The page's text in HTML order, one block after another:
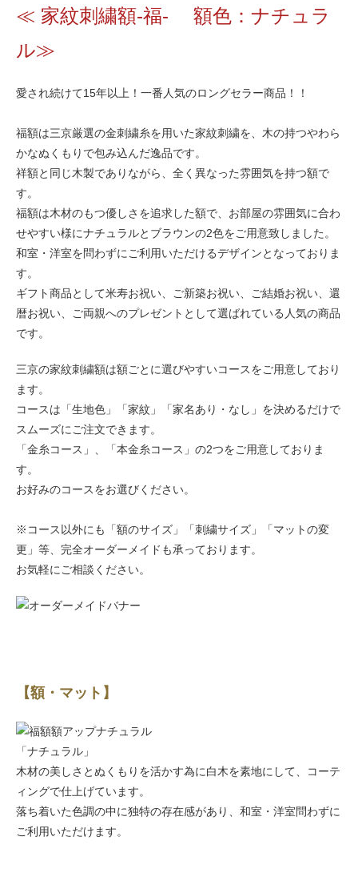
≪ 家紋刺繍額-福- 額色：ナチュラ
ル≫
愛され続けて15年以上！一番人気のロングセラー商品！！
福額は三京厳選の金刺繍糸を用いた家紋刺繍を、木の持つやわら
かなぬくもりで包み込んだ逸品です。
祥額と同じ木製でありながら、全く異なった雰囲気を持つ額で
す。
福額は木材のもつ優しさを追求した額で、お部屋の雰囲気に合わ
せやすい様にナチュラルとブラウンの2色をご用意致しました。
和室・洋室を問わずにご利用いただけるデザインとなっておりま
す。
ギフト商品として米寿お祝い、ご新築お祝い、ご結婚お祝い、還
暦お祝い、ご両親へのプレゼントとして選ばれている人気の商品
です。
三京の家紋刺繍額は額ごとに選びやすいコースをご用意しており
ます。
コースは「生地色」「家紋」「家名あり・なし」を決めるだけで
スムーズにご注文できます。
「金糸コース」、「本金糸コース」の2つをご用意しておりま
す。
お好みのコースをお選びください。
※コース以外にも「額のサイズ」「刺繍サイズ」「マットの変
更」等、完全オーダーメイドも承っております。
お気軽にご相談ください。
【額・マット】
「ナチュラル」
木材の美しさとぬくもりを活かす為に白木を素地にして、コーテ
ィングで仕上げています。
落ち着いた色調の中に独特の存在感があり、和室・洋室問わずに
ご利用いただけます。